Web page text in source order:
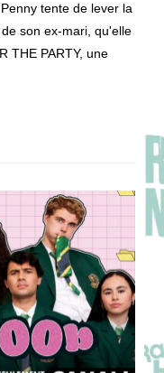
tente de lever la
son ex-mari, qu'elle
THE PARTY, une